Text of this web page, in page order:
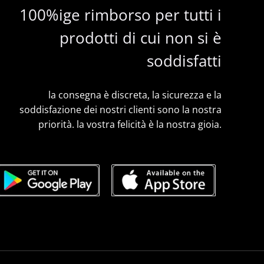
100%ige rimborso per tutti i
prodotti di cui non si è
soddisfatti
la consegna è discreta, la sicurezza e la
soddisfazione dei nostri clienti sono la nostra
priorità. la vostra felicità è la nostra gioia.